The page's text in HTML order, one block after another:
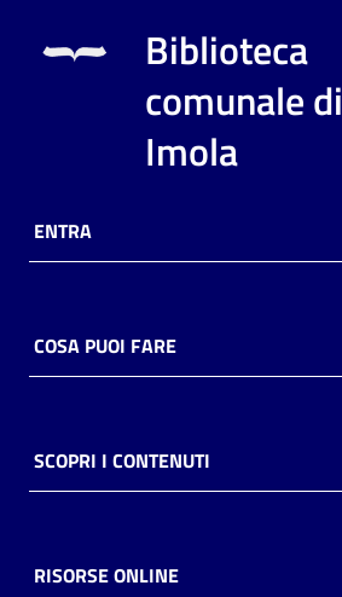
Risorse
online
Casa
Piani
storico
Biblioteca
comunale di
Imola
ENTRA
COSA PUOI FARE
SCOPRI I CONTENUTI
RISORSE ONLINE